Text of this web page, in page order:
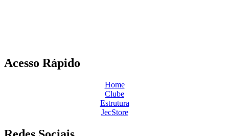
Acesso Rápido
Home
Clube
Estrutura
JecStore